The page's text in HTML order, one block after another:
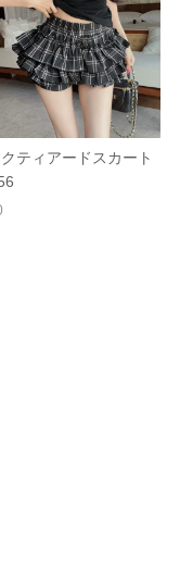
ティアードスカート